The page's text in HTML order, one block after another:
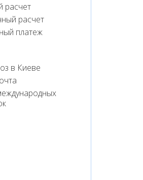
расчет
расчет
платеж
в Киеве